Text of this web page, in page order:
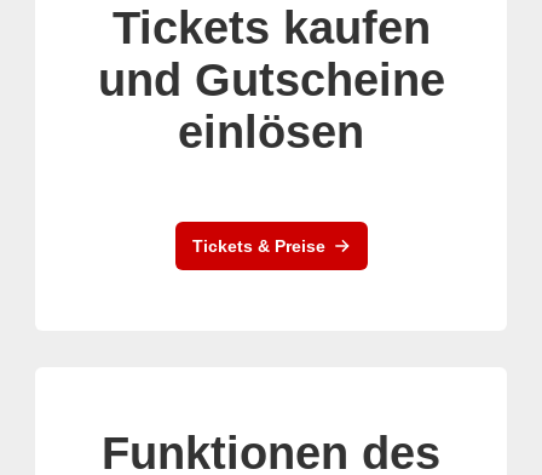
Tickets kaufen
und Gutscheine
einlösen
Tickets & Preise
Funktionen des